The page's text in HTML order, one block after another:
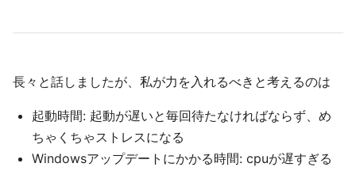
長々と話しましたが、私が力を入れるべきと考えるのは
起動時間: 起動が遅いと毎回待たなければならず、め
ちゃくちゃストレスになる
Windowsアップデートにかかる時間: cpuが遅すぎる